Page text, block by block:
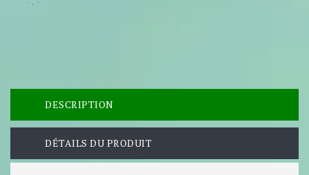
DESCRIPTION
DÉTAILS DU PRODUIT